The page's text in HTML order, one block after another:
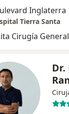
Inglaterra
Tierra Santa
Cirugía General
Dr.